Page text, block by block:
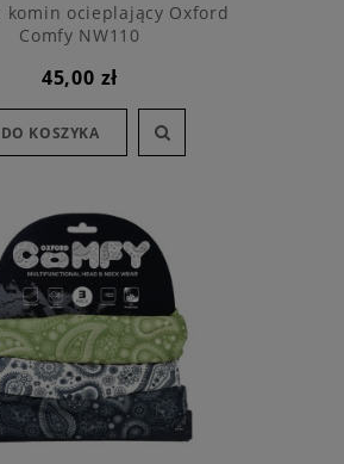
komin ocieplający Oxford
Comfy NW110
45,00 zł
DO KOSZYKA